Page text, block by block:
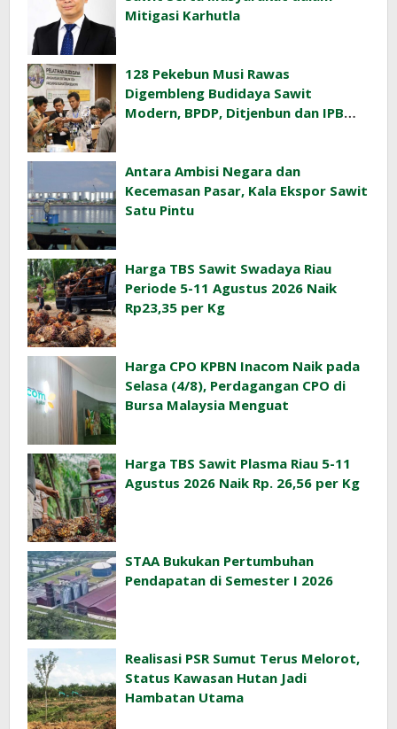
Mitigasi Karhutla
128 Pekebun Musi Rawas
Digembleng Budidaya Sawit
Modern, BPDP, Ditjenbun dan IPB
Antara Ambisi Negara dan
Kecemasan Pasar, Kala Ekspor Sawit
Satu Pintu
Harga TBS Sawit Swadaya Riau
Periode 5-11 Agustus 2026 Naik
Rp23,35 per Kg
Harga CPO KPBN Inacom Naik pada
Selasa (4/8), Perdagangan CPO di
Bursa Malaysia Menguat
Harga TBS Sawit Plasma Riau 5-11
Agustus 2026 Naik Rp. 26,56 per Kg
STAA Bukukan Pertumbuhan
Pendapatan di Semester I 2026
Realisasi PSR Sumut Terus Melorot,
Status Kawasan Hutan Jadi
Hambatan Utama